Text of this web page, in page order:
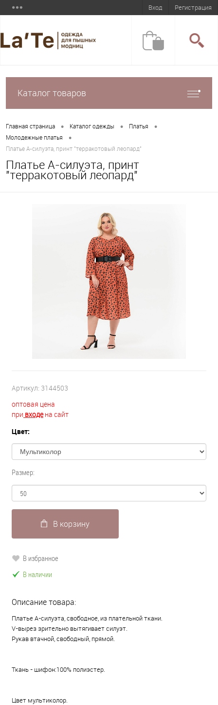
Вход Регистрация
Каталог товаров
Главная страница • Каталог одежды • Платья •
Молодежные платья •
Платье А-силуэта, принт "терракотовый леопард"
Платье А-силуэта, принт
"терракотовый леопард"
Артикул: 3144503
оптовая цена
при входена сайт
Цвет:
Размер:
В корзину
В избранное
В наличии
Описание товара:
Платье А-силуэта, свободное, из плательной ткани.
V-вырез зрительно вытягивает силуэт.
Рукав втачной, свободный, прямой.
Ткань - шифон:100% полиэстер.
Цвет мультиколор.